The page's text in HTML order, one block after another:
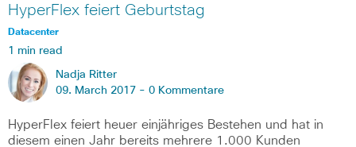
HyperFlex feiert Geburtstag
Datacenter
1 min read
Nadja Ritter
09. March 2017 - 0 Kommentare
HyperFlex feiert heuer einjähriges Bestehen und hat in
diesem einen Jahr bereits mehrere 1.000 Kunden